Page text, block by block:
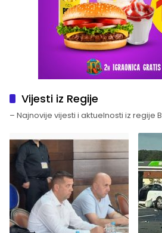
Vijesti iz Regije
– Najnovije vijesti i aktuelnosti iz regije